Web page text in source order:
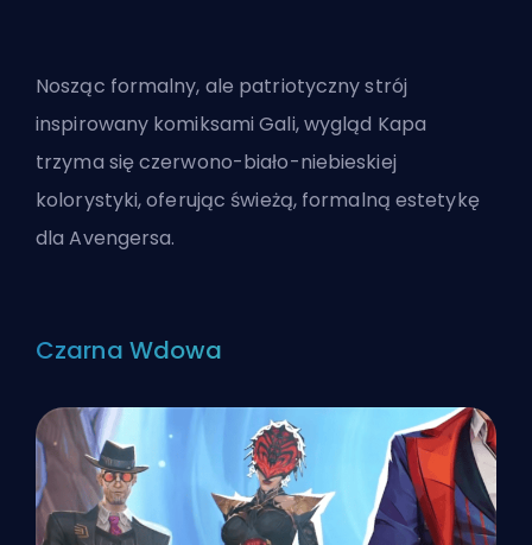
Nosząc formalny, ale patriotyczny strój
inspirowany komiksami Gali, wygląd Kapa
trzyma się czerwono-biało-niebieskiej
kolorystyki, oferując świeżą, formalną estetykę
dla Avengersa.
Czarna Wdowa